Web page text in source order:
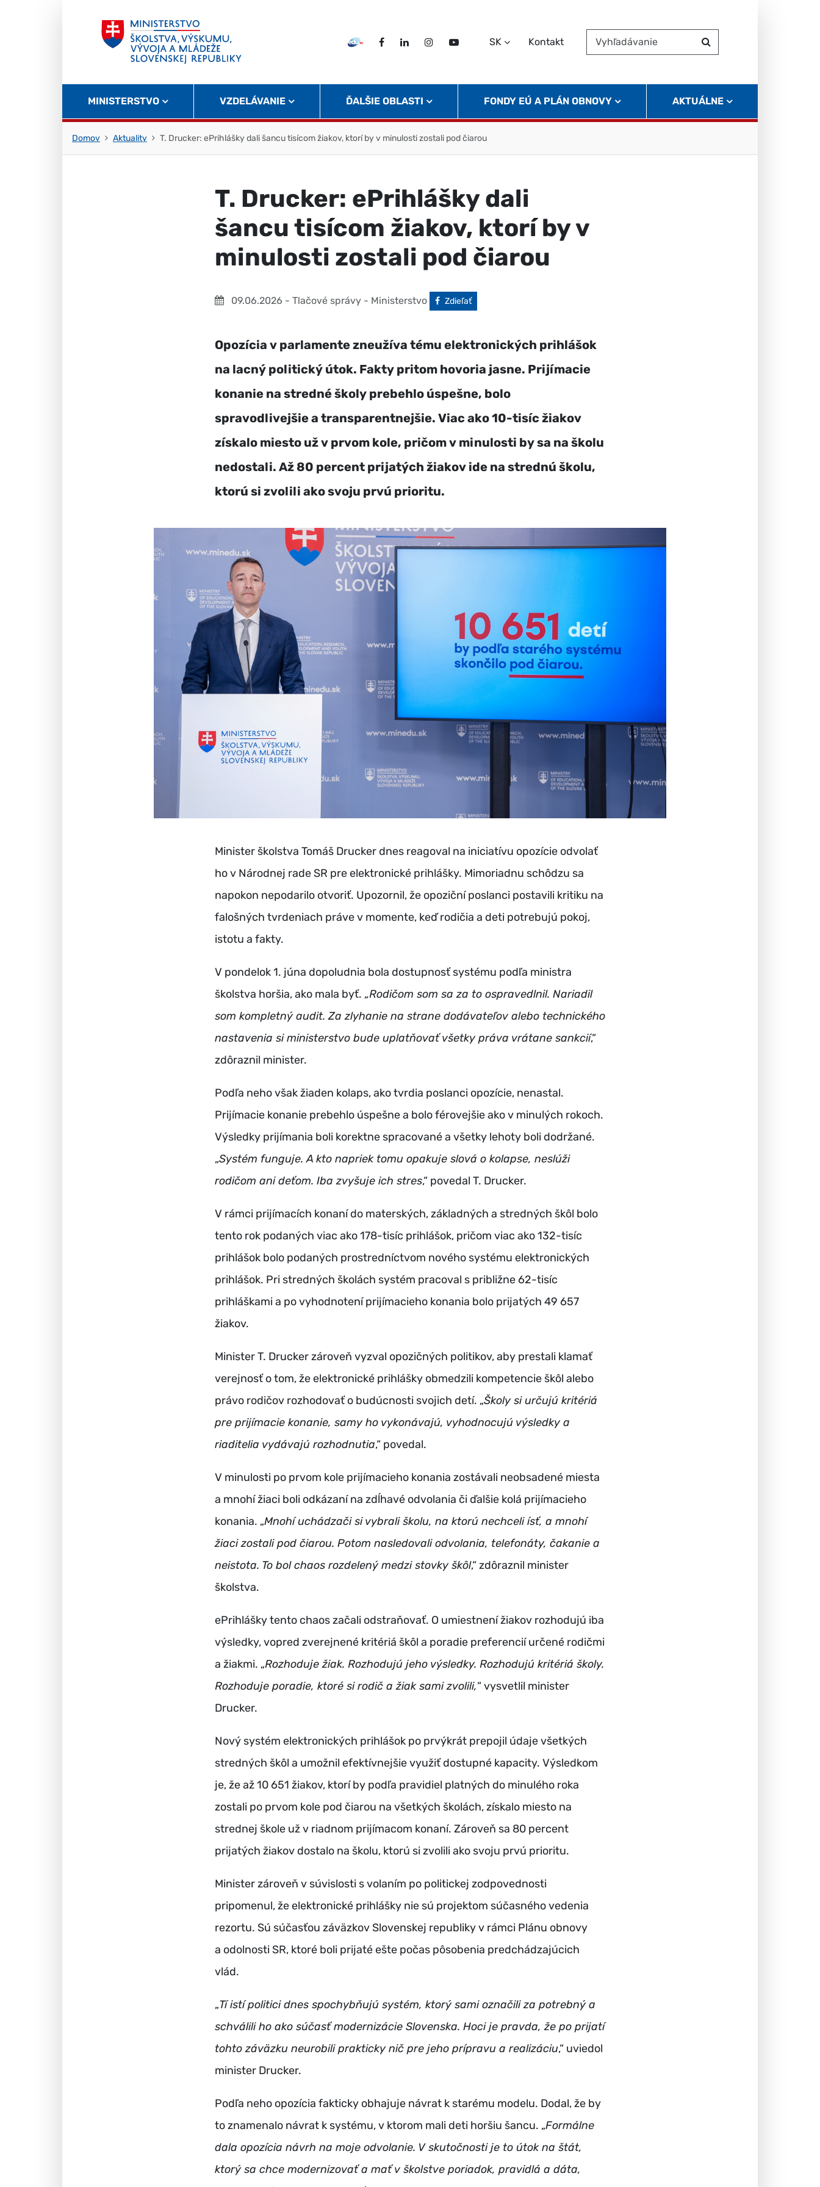
EDU TVFacebookLinkedInInstagram
Twitter
SK Kontakt
Vyhľadávanie
Hľadať
MINISTERSTVO VZDELÁVANIE ĎALŠIE OBLASTI FONDY EÚ A PLÁN OBNOVY AKTUÁLNE
Domov Aktuality T. Drucker: ePrihlášky dali šancu tisícom žiakov, ktorí by v minulosti zostali pod čiarou
T. Drucker: ePrihlášky dali
šancu tisícom žiakov, ktorí by v
minulosti zostali pod čiarou
09.06.2026 - Tlačové správy - Ministerstvo Facebook
Zdieľať
Opozícia v parlamente zneužíva tému elektronických prihlášok
na lacný politický útok. Fakty pritom hovoria jasne. Prijímacie
konanie na stredné školy prebehlo úspešne, bolo
spravodlivejšie a transparentnejšie. Viac ako 10-tisíc žiakov
získalo miesto už v prvom kole, pričom v minulosti by sa na školu
nedostali. Až 80 percent prijatých žiakov ide na strednú školu,
ktorú si zvolili ako svoju prvú prioritu.
Minister školstva Tomáš Drucker dnes reagoval na iniciatívu opozície odvolať
ho v Národnej rade SR pre elektronické prihlášky. Mimoriadnu schôdzu sa
napokon nepodarilo otvoriť. Upozornil, že opoziční poslanci postavili kritiku na
falošných tvrdeniach práve v momente, keď rodičia a deti potrebujú pokoj,
istotu a fakty.
V pondelok 1. júna dopoludnia bola dostupnosť systému podľa ministra
školstva horšia, ako mala byť. „Rodičom som sa za to ospravedlnil. Nariadil
som kompletný audit. Za zlyhanie na strane dodávateľov alebo technického
nastavenia si ministerstvo bude uplatňovať všetky práva vrátane sankcií,“
zdôraznil minister.
Podľa neho však žiaden kolaps, ako tvrdia poslanci opozície, nenastal.
Prijímacie konanie prebehlo úspešne a bolo férovejšie ako v minulých rokoch.
Výsledky prijímania boli korektne spracované a všetky lehoty boli dodržané.
„Systém funguje. A kto napriek tomu opakuje slová o kolapse, neslúži
rodičom ani deťom. Iba zvyšuje ich stres,“ povedal T. Drucker.
V rámci prijímacích konaní do materských, základných a stredných škôl bolo
tento rok podaných viac ako 178-tisíc prihlášok, pričom viac ako 132-tisíc
prihlášok bolo podaných prostredníctvom nového systému elektronických
prihlášok. Pri stredných školách systém pracoval s približne 62-tisíc
prihláškami a po vyhodnotení prijímacieho konania bolo prijatých 49 657
žiakov.
Minister T. Drucker zároveň vyzval opozičných politikov, aby prestali klamať
verejnosť o tom, že elektronické prihlášky obmedzili kompetencie škôl alebo
právo rodičov rozhodovať o budúcnosti svojich detí. „Školy si určujú kritériá
pre prijímacie konanie, samy ho vykonávajú, vyhodnocujú výsledky a
riaditelia vydávajú rozhodnutia,“ povedal.
V minulosti po prvom kole prijímacieho konania zostávali neobsadené miesta
a mnohí žiaci boli odkázaní na zdĺhavé odvolania či ďalšie kolá prijímacieho
konania. „Mnohí uchádzači si vybrali školu, na ktorú nechceli ísť, a mnohí
žiaci zostali pod čiarou. Potom nasledovali odvolania, telefonáty, čakanie a
neistota. To bol chaos rozdelený medzi stovky škôl,“ zdôraznil minister
školstva.
ePrihlášky tento chaos začali odstraňovať. O umiestnení žiakov rozhodujú iba
výsledky, vopred zverejnené kritériá škôl a poradie preferencií určené rodičmi
a žiakmi. „Rozhoduje žiak. Rozhodujú jeho výsledky. Rozhodujú kritériá školy.
Rozhoduje poradie, ktoré si rodič a žiak sami zvolili,“ vysvetlil minister
Drucker.
Nový systém elektronických prihlášok po prvýkrát prepojil údaje všetkých
stredných škôl a umožnil efektívnejšie využiť dostupné kapacity. Výsledkom
je, že až 10 651 žiakov, ktorí by podľa pravidiel platných do minulého roka
zostali po prvom kole pod čiarou na všetkých školách, získalo miesto na
strednej škole už v riadnom prijímacom konaní. Zároveň sa 80 percent
prijatých žiakov dostalo na školu, ktorú si zvolili ako svoju prvú prioritu.
Minister zároveň v súvislosti s volaním po politickej zodpovednosti
pripomenul, že elektronické prihlášky nie sú projektom súčasného vedenia
rezortu. Sú súčasťou záväzkov Slovenskej republiky v rámci Plánu obnovy
a odolnosti SR, ktoré boli prijaté ešte počas pôsobenia predchádzajúcich
vlád.
„Tí istí politici dnes spochybňujú systém, ktorý sami označili za potrebný a
schválili ho ako súčasť modernizácie Slovenska. Hoci je pravda, že po prijatí
tohto záväzku neurobili prakticky nič pre jeho prípravu a realizáciu,“ uviedol
minister Drucker.
Podľa neho opozícia fakticky obhajuje návrat k starému modelu. Dodal, že by
to znamenalo návrat k systému, v ktorom mali deti horšiu šancu. „Formálne
dala opozícia návrh na moje odvolanie. V skutočnosti je to útok na štát,
ktorý sa chce modernizovať a mať v školstve poriadok, pravidlá a dáta,